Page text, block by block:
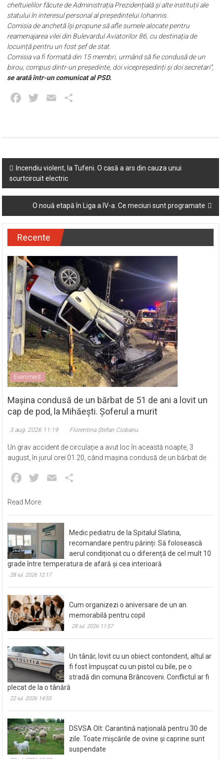
cheltuielilor făcute de Administrația Prezidențială și alte instituții ale
statului în interesul personal al președintelui Iohannis.
Comisia de anchetă își propune să afle sumele alocate pentru
reamenajarea vilei din Bulevardul Aviatorilor 86, cu destinația de
locuință pentru un fost șef de stat.
Comisia va fi formată din 15 membri, urmând să fie condusă de un
birou, compus dintr-un președinte, doi vicepreședinți și doi secretari”,
se arată într-un comunicat al PSD.
Facebook
Twitter Email
Post
navigation
Incendiu violent, la Tufeni. O casă a ars din cauza unui
scurtcircuit electric
O nouă etapă în Liga a IV-a. Ce meciuri sunt programate
Recente
Eveniment
Mașina condusă de un bărbat de 51 de ani a lovit un
cap de pod, la Mihăești. Șoferul a murit
3 aug. 2026 11:19 Florentina Ștefan Ciobanu
Un grav accident de circulație a avut loc în această noapte, 3
august, în jurul orei 01.20, când mașina condusă de un bărbat de
Facebook
Twitter Email
Read More
Medic pediatru de la Spitalul Slatina,
recomandare pentru părinți: Să folosească
aerul condiționat cu o diferență de cel mult 10
grade între temperatura de afară și cea interioară
28 iul. 2026 12:17
Cum organizezi o aniversare de un an
memorabilă pentru copil
28 iul. 2026 11:57
Un tânăr, lovit cu un obiect contondent, altul ar
fi fost împușcat cu un pistol cu bile, pe o
stradă din comuna Brâncoveni. Conflictul ar fi
plecat de la o tânără
22 iul. 2026 14:55
DSVSA Olt: Carantină națională pentru 30 de
zile. Toate mișcările de ovine și caprine sunt
suspendate